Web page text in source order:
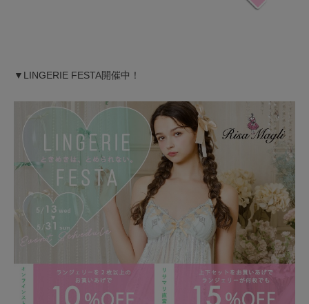
▼LINGERIE FESTA開催中！